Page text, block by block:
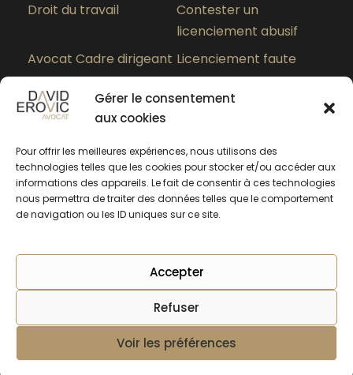
Rendez-vous en ligne
Gérer le consentement
aux cookies
Pour offrir les meilleures expériences, nous utilisons des
technologies telles que les cookies pour stocker et/ou accéder aux
informations des appareils. Le fait de consentir à ces technologies
nous permettra de traiter des données telles que le comportement
de navigation ou les ID uniques sur ce site.
Accepter
Refuser
Voir les préférences
Droit du travail
Contester un
licenciement abusif
Avocat Cadre dirigeant Licenciement faute
grave
Paiement des heures
Quel est le meilleur
travail à Lyon ?
Mentions légales